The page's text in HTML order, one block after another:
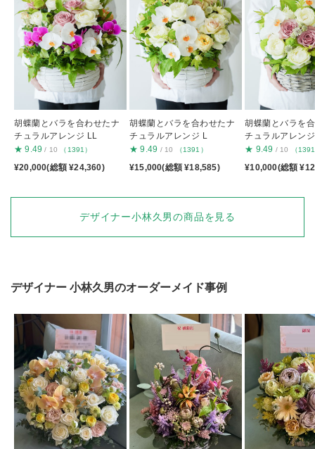
胡蝶蘭とバラを合わせたナ
チュラルアレンジ LL
★ 9.49 / 10 （1391）
¥20,000(総額 ¥24,360)
胡蝶蘭とバラを合わせたナ
チュラルアレンジ L
★ 9.49 / 10 （1391）
¥15,000(総額 ¥18,585)
胡蝶蘭とバラを
チュラルアレン
★ 9.49 / 10 （
¥10,000(総額
デザイナー小林久男の商品を見る
デザイナー 小林久男のオーダーメイド事例